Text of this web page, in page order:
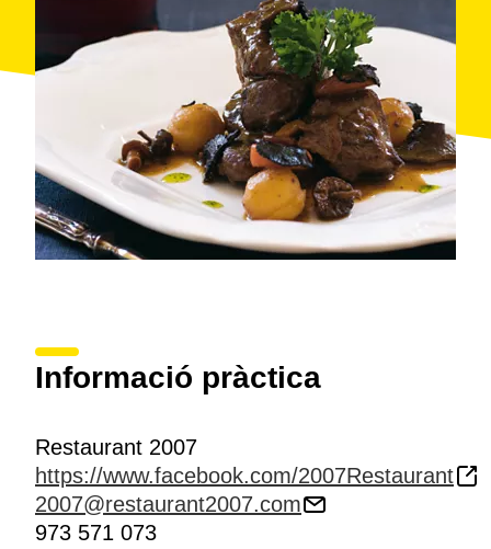
Informació pràctica
Restaurant 2007
https://www.facebook.com/2007Restaurant
2007@restaurant2007.com
973 571 073